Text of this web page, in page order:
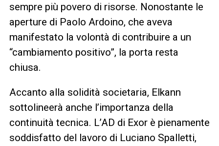
sempre più povero di risorse. Nonostante le
aperture di Paolo Ardoino, che aveva
manifestato la volontà di contribuire a un
“cambiamento positivo”, la porta resta
chiusa.
Accanto alla solidità societaria, Elkann
sottolineerà anche l’importanza della
continuità tecnica. L’AD di Exor è pienamente
soddisfatto del lavoro di Luciano Spalletti,